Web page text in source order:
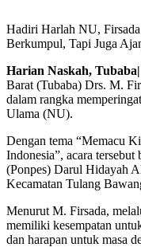
Hadiri Harlah NU,
Berkumpul, Tapi Juga
Harian Naskah, Tubaba|
Barat (Tubaba) Drs. M.
dalam rangka
Ulama (NU).
Dengan tema “Memacu
Indonesia”, acara
(Ponpes) Darul Hidayah
Kecamatan Tulang
Menurut M. Firsada,
memiliki kesempatan
dan harapan untuk masa